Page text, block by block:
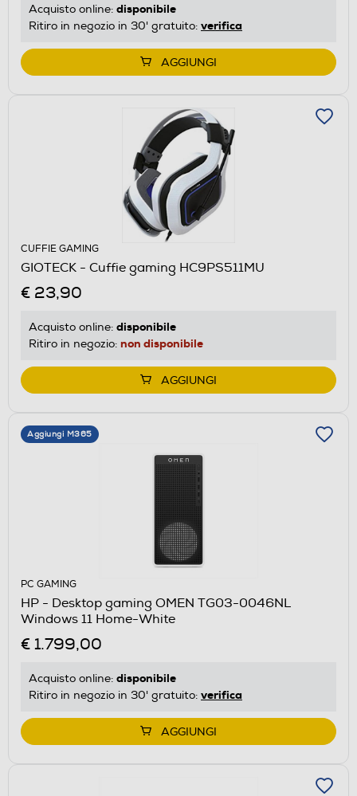
Acquisto online: disponibile
Ritiro in negozio in 30' gratuito: verifica
AGGIUNGI
CUFFIE GAMING
GIOTECK - Cuffie gaming HC9PS511MU
€ 23,90
Acquisto online: disponibile
Ritiro in negozio: non disponibile
AGGIUNGI
Aggiungi M365
PC GAMING
HP - Desktop gaming OMEN TG03-0046NL
Windows 11 Home-White
€ 1.799,00
Acquisto online: disponibile
Ritiro in negozio in 30' gratuito: verifica
AGGIUNGI